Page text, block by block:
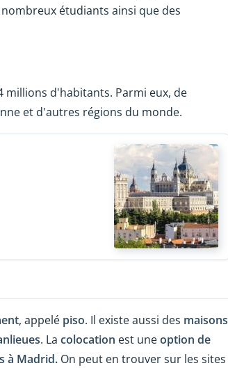
étudiants ainsi que des
millions d'habitants. Parmi eux, de
et d'autres régions du monde.
, appelé piso. Il existe aussi des maisons
. La colocation est uneoption de
à Madrid. On peut en trouver sur les sites